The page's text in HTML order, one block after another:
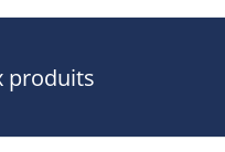
produits